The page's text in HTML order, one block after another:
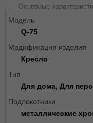
Основные
Модель
Q-75
Модификация изделия
Кресло
Тип
Для дома, Для
Подлокотники
металлические